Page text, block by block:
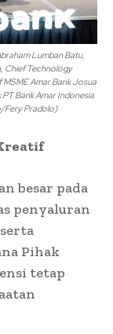
Lumban Batu,
Chief Technology
Amar Bank Josua
Bank Amar Indonesia
Fery Pradolo)
besar pada
penyaluran
Pihak
tetap